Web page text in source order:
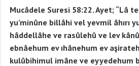
Mucâdele Suresi 58:22. Ayet; “Lâ
yu’minûne billâhi vel yevmil âhırı
hâddellâhe ve rasûlehû ve lev
ebnâehum ev ıhânehum ev
kulûbihimul imâne ve eyyedehum